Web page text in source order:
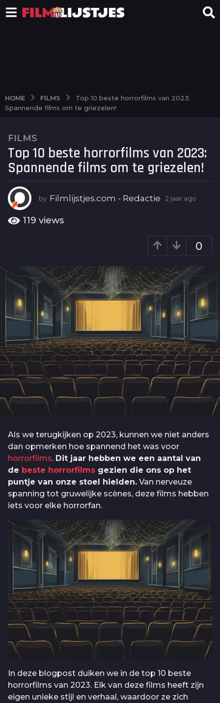
HOME FILMS
Top 10 beste horrorfilms van 2023:
Spannende films om te griezelen!
2
j
a
a
a
g
o
r
o
FILMS
Top 10 beste horrorfilms van 2023:
Spannende films om te griezelen!
by Filmlijstjes.com - Redactie 2 jaar ago
a
119 views
0
Als we terugkijken op 2023, kunnen we niet anders
dan opmerken hoe spannend het was voor
horrorfilms. Dit jaar hebben we een aantal van
de beste horrorfilms gezien die ons op het
puntje van onze stoel hielden. Van nerveuze
spanning tot gruwelijke scènes, deze films hebben
iets voor elke horrorfan.
In deze blogpost duiken we in de top 10 beste
horrorfilms van 2023. Elk van deze films heeft zijn
eigen unieke stijl en verhaal, waardoor ze zich